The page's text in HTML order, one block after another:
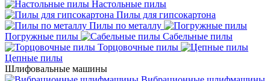
Настольные пилы
Пилы для гипсокартона
Пилы по металлу
Погружные пилы
Сабельные пилы
Торцовочные пилы
Цепные пилы
Шлифовальные машины